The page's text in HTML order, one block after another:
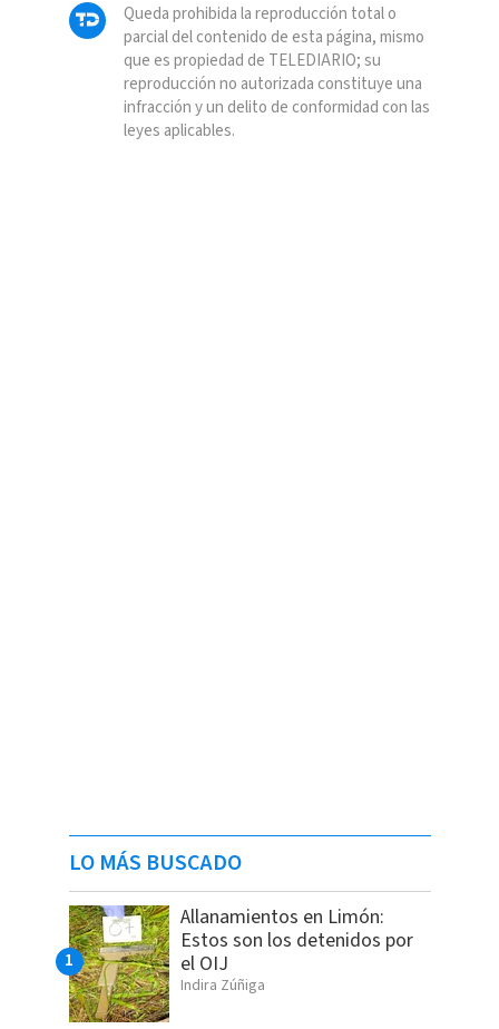
Queda prohibida la reproducción total o
parcial del contenido de esta página, mismo
que es propiedad de TELEDIARIO; su
reproducción no autorizada constituye una
infracción y un delito de conformidad con las
leyes aplicables.
LO MÁS BUSCADO
Allanamientos en Limón:
Estos son los detenidos por
el OIJ
Indira Zúñiga